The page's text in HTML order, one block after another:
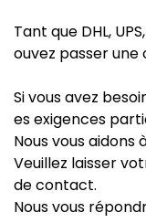
Tant que DHL,
ouvez passer
Si vous avez
es exigences
Nous vous
Veuillez laisser
de contact.
Nous vous